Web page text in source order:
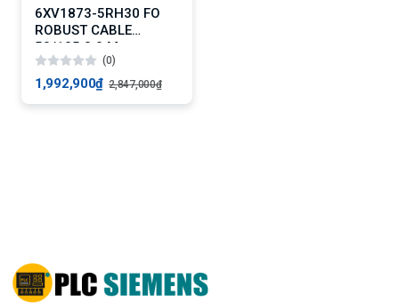
6XV1873-5RH30 FO
ROBUST CABLE
50/125 3.0 M
(0)
1,992,900₫ 2,847,000₫